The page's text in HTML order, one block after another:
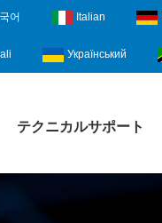
어 Italian
Український
テクニカルサポート